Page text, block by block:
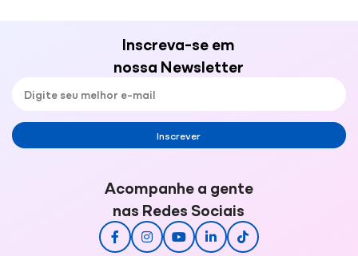
Inscreva-se em
nossa Newsletter
Inscrever
Acompanhe a gente
nas Redes Sociais